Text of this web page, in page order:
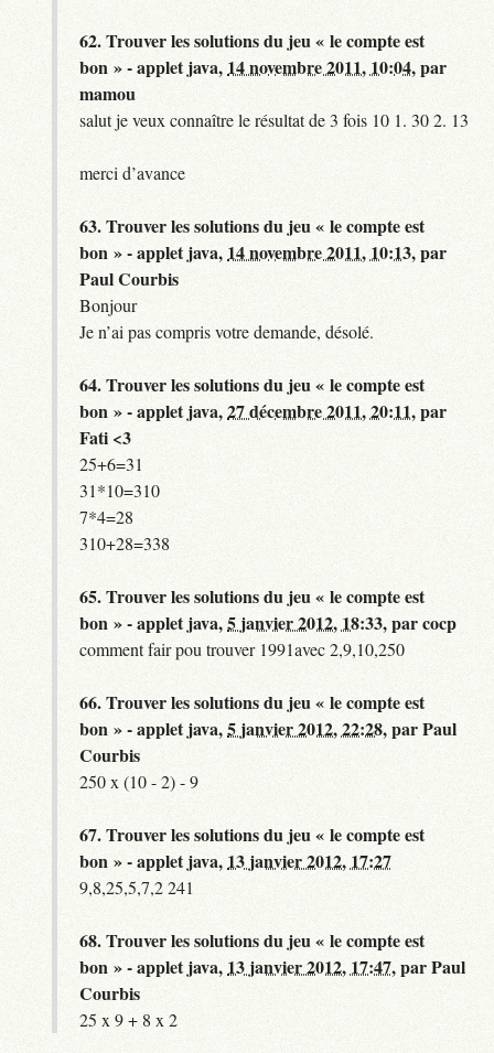
62.Trouver les solutions du jeu « le compte est
bon » - applet java, 14 novembre 2011, 10:04,par
mamou
salut je veux connaître le résultat de 3 fois 10 1. 30 2. 13
merci d’avance
63.Trouver les solutions du jeu « le compte est
bon » - applet java, 14 novembre 2011, 10:13,par
Paul Courbis
Bonjour
Je n’ai pas compris votre demande, désolé.
64.Trouver les solutions du jeu « le compte est
bon » - applet java,27 décembre 2011, 20:11,par
Fati <3
25+6=31
31*10=310
7*4=28
310+28=338
65.Trouver les solutions du jeu « le compte est
bon » - applet java,5 janvier 2012, 18:33,parcocp
comment fair pou trouver 1991avec 2,9,10,250
66.Trouver les solutions du jeu « le compte est
bon » - applet java,5 janvier 2012, 22:28,parPaul
Courbis
250 x (10 - 2) - 9
67.Trouver les solutions du jeu « le compte est
bon » - applet java, 13 janvier 2012, 17:27
9,8,25,5,7,2 241
68.Trouver les solutions du jeu « le compte est
bon » - applet java, 13 janvier 2012, 17:47,parPaul
Courbis
25 x 9 + 8 x 2